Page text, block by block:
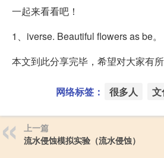
一起来看看吧！
1、iverse. Beautiful flowers as be。
本文到此分享完毕，希望对大家有所
网络标签： 很多人 文
上一篇
流水侵蚀模拟实验（流水侵蚀）